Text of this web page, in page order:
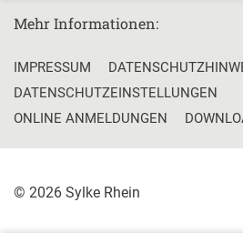
Mehr Informationen:
IMPRESSUM
DATENSCHUTZEINSTELLUNGEN
ONLINE ANMELDUNGEN
© 2026 Sylke Rhein